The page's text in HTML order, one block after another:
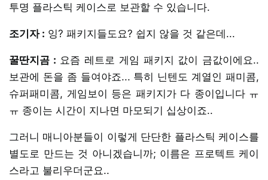
투명 플라스틱 케이스로 보관할 수 있습니다.
조기자 : 잉? 패키지들도요? 쉽지 않을 것 같은데...
꿀딴지곰 : 요즘 레트로 게임 패키지 값이 금값이에요..
보관에 돈을 좀 들여야죠... 특히 닌텐도 계열인 패미콤,
슈퍼패미콤, 게임보이 등은 패키지가 다 종이입니다 ㅠ
ㅠ 종이는 시간이 지나면 마모되기 십상이죠..
그러니 매니아분들이 이렇게 단단한 플라스틱 케이스를
별도로 만드는 것 아니겠습니까; 이름은 프로텍트 케이
스라고 불리우더군요..